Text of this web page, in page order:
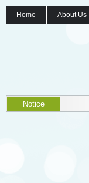
Home About Us
Notice